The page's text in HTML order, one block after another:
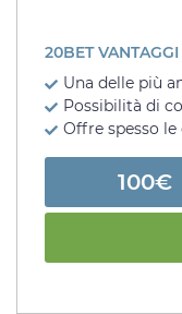
20BET VANTAGGI
Una delle più
Possibilità di
Offre spesso
100€